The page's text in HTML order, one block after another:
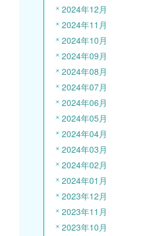
2024年12月
2024年11月
2024年10月
2024年09月
2024年08月
2024年07月
2024年06月
2024年05月
2024年04月
2024年03月
2024年02月
2024年01月
2023年12月
2023年11月
2023年10月